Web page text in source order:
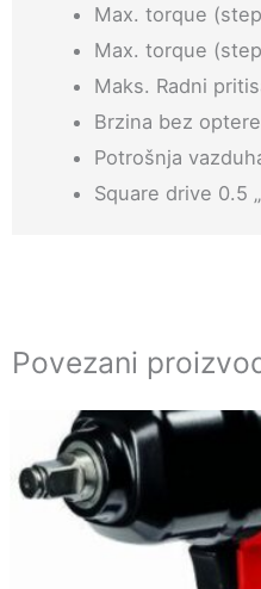
Max. torque
Max. torque
Maks. Radni
Brzina bez
Potrošnja
Square drive 0.5 „
Povezani